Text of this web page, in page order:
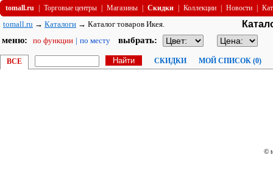
©
tomall.ru Торговые центры Магазины Скидки Коллекции Новости
tomall.ru → Каталоги → Каталог товаров Икея.
меню: по функции | по месту выбрать:
ВСЕ СКИДКИ МОЙ СПИСОК (0)